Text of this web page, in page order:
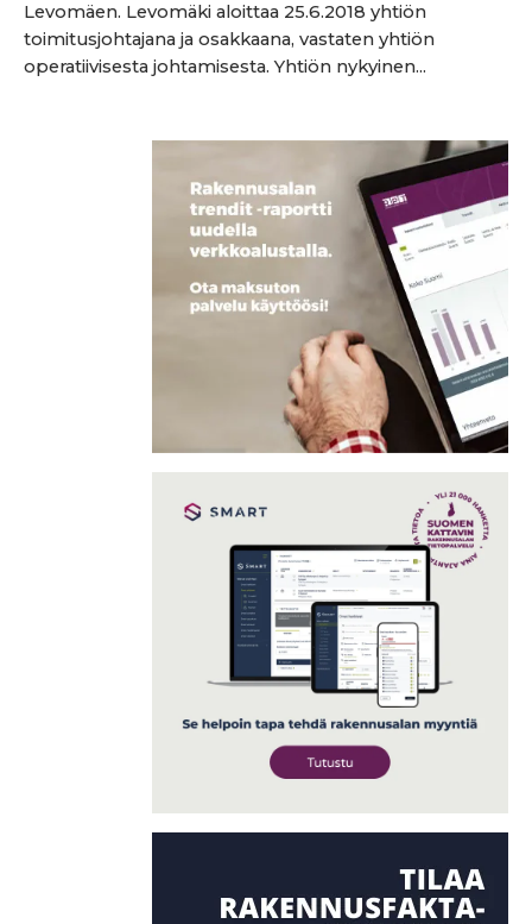
Levomäen. Levomäki aloittaa 25.6.2018 yhtiön
toimitusjohtajana ja osakkaana, vastaten yhtiön
operatiivisesta johtamisesta. Yhtiön nykyinen...